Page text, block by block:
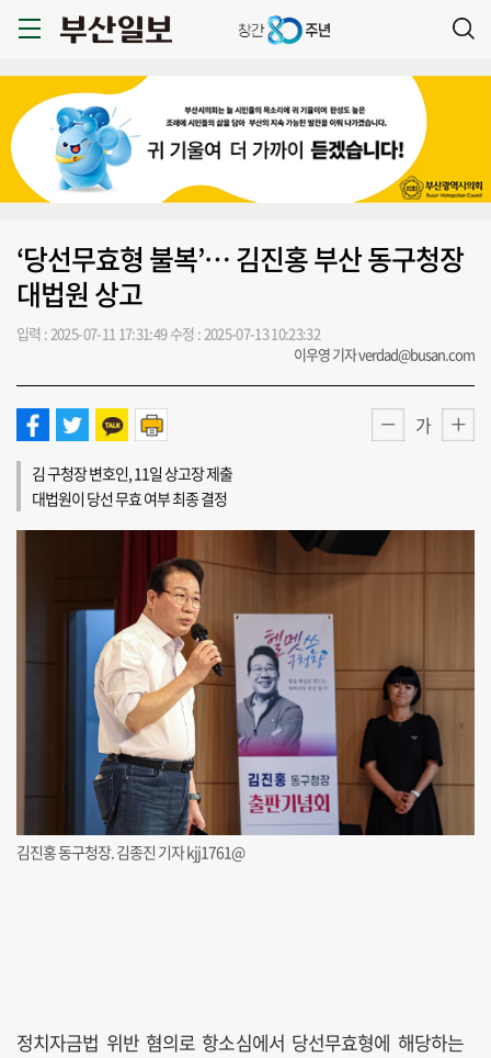
‘당선무효형 불복’… 김진홍 부산 동구청장
대법원 상고
입력 : 2025-07-11 17:31:49수정 : 2025-07-13 10:23:32
이우영 기자 verdad@busan.com
가
김 구청장 변호인, 11일 상고장 제출
대법원이 당선 무효 여부 최종 결정
김진홍 동구청장. 김종진 기자 kjj1761@
정치자금법 위반 혐의로 항소심에서 당선무효형에 해당하는